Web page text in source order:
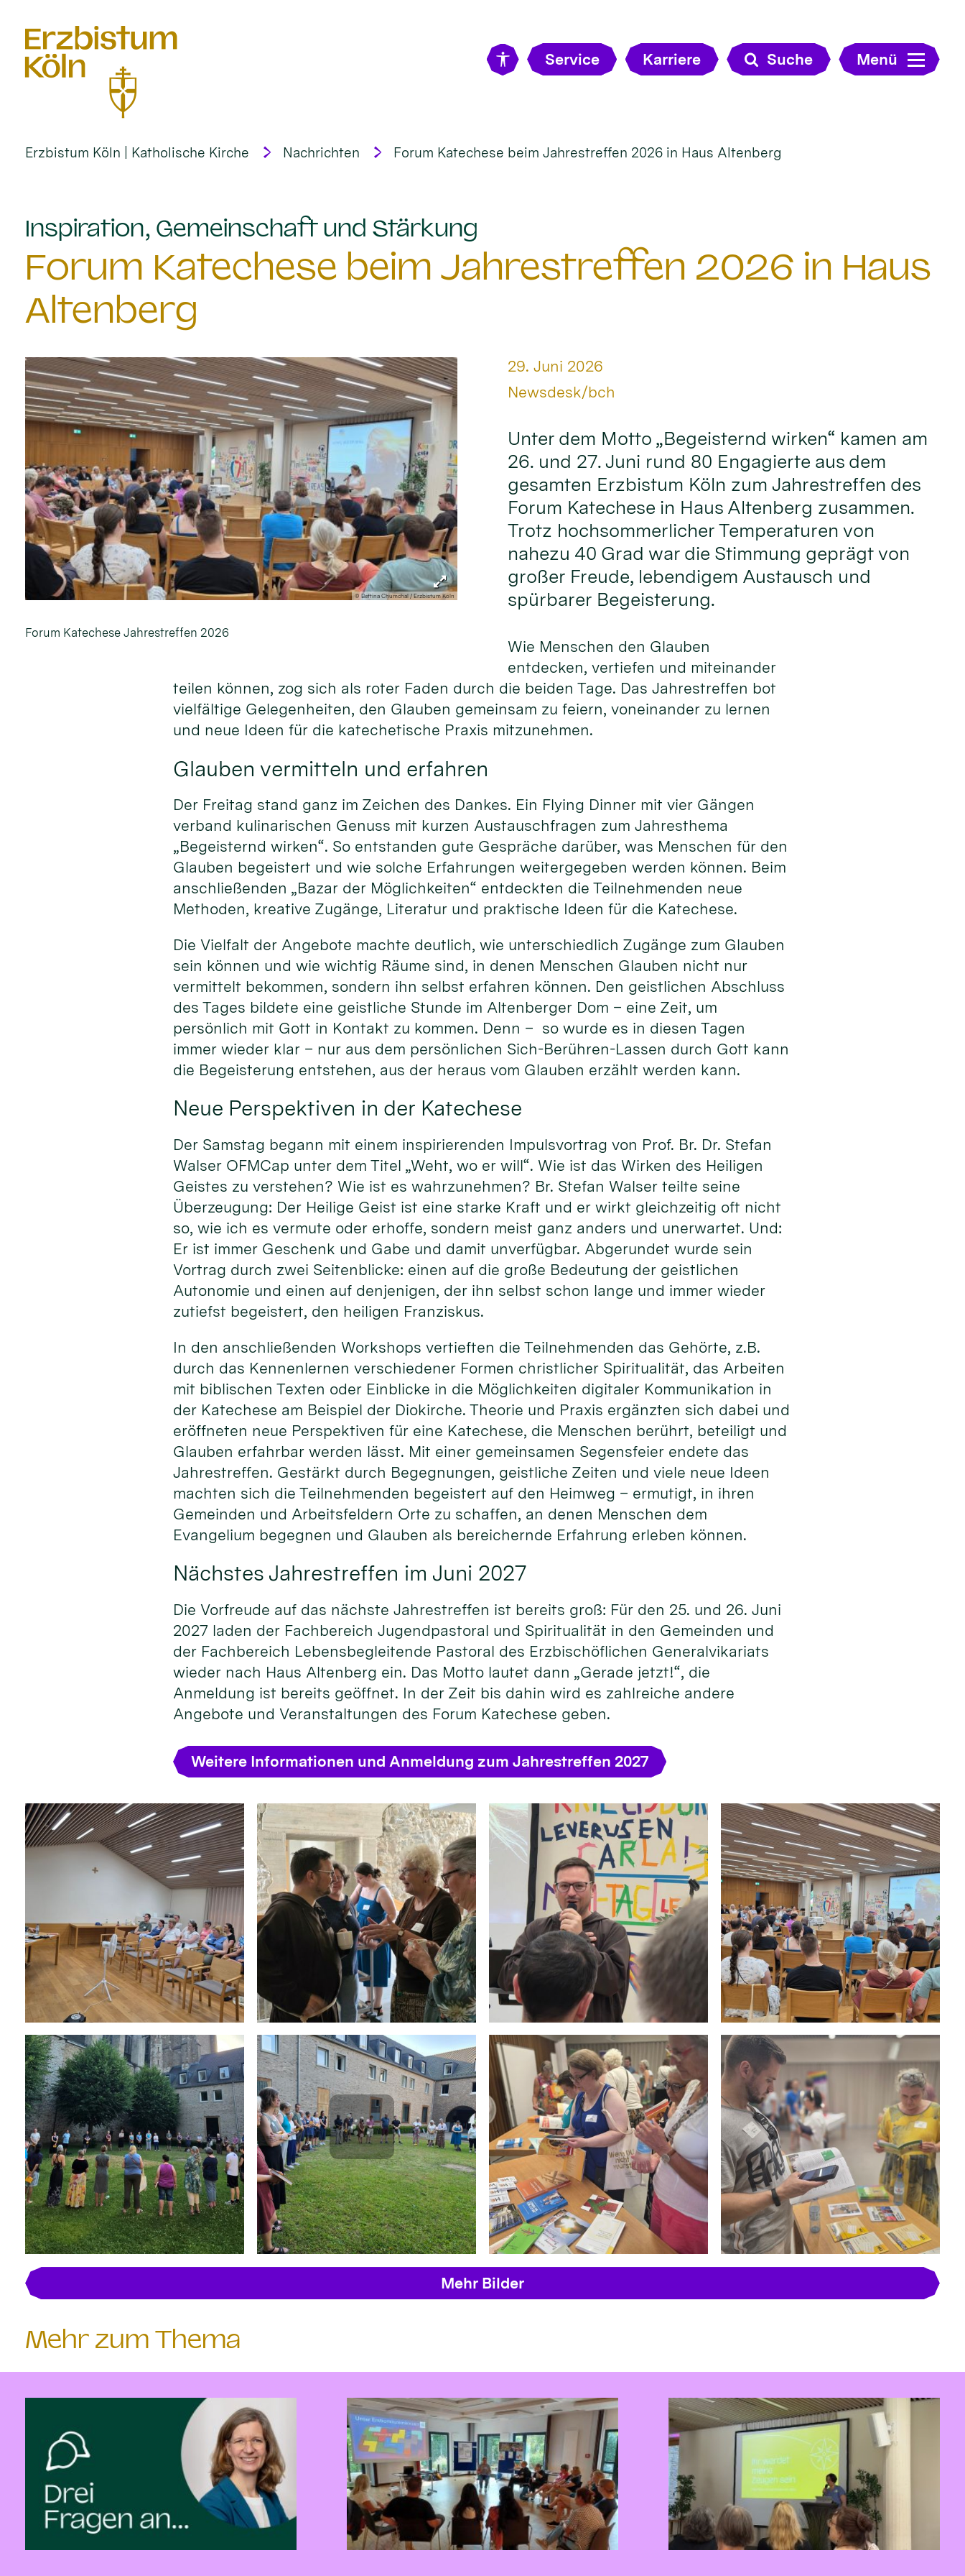
Service Karriere Suche Menü
Erzbistum Köln | Katholische Kirche Nachrichten Forum Katechese beim Jahrestreffen 2026 in Haus Altenberg
Inspiration, Gemeinschaft und Stärkung
Forum Katechese beim Jahrestreffen 2026 in Haus
Altenberg
© Bettina Chumchal / Erzbistum Köln
Forum Katechese Jahrestreffen 2026
Datum:
29. Juni 2026
Von:
Newsdesk/bch
Unter dem Motto „Begeisternd wirken“ kamen am
26. und 27. Juni rund 80 Engagierte aus dem
gesamten Erzbistum Köln zum Jahrestreffen des
Forum Katechese in Haus Altenberg zusammen.
Trotz hochsommerlicher Temperaturen von
nahezu 40 Grad war die Stimmung geprägt von
großer Freude, lebendigem Austausch und
spürbarer Begeisterung.
Wie Menschen den Glauben
entdecken, vertiefen und miteinander
teilen können, zog sich als roter Faden durch die beiden Tage. Das Jahrestreffen bot
vielfältige Gelegenheiten, den Glauben gemeinsam zu feiern, voneinander zu lernen
und neue Ideen für die katechetische Praxis mitzunehmen.
Glauben vermitteln und erfahren
Der Freitag stand ganz im Zeichen des Dankes. Ein Flying Dinner mit vier Gängen
verband kulinarischen Genuss mit kurzen Austauschfragen zum Jahresthema
„Begeisternd wirken“. So entstanden gute Gespräche darüber, was Menschen für den
Glauben begeistert und wie solche Erfahrungen weitergegeben werden können. Beim
anschließenden „Bazar der Möglichkeiten“ entdeckten die Teilnehmenden neue
Methoden, kreative Zugänge, Literatur und praktische Ideen für die Katechese.
Die Vielfalt der Angebote machte deutlich, wie unterschiedlich Zugänge zum Glauben
sein können und wie wichtig Räume sind, in denen Menschen Glauben nicht nur
vermittelt bekommen, sondern ihn selbst erfahren können. Den geistlichen Abschluss
des Tages bildete eine geistliche Stunde im Altenberger Dom – eine Zeit, um
persönlich mit Gott in Kontakt zu kommen. Denn – so wurde es in diesen Tagen
immer wieder klar – nur aus dem persönlichen Sich-Berühren-Lassen durch Gott kann
die Begeisterung entstehen, aus der heraus vom Glauben erzählt werden kann.
Neue Perspektiven in der Katechese
Der Samstag begann mit einem inspirierenden Impulsvortrag von Prof. Br. Dr. Stefan
Walser OFMCap unter dem Titel „Weht, wo er will“. Wie ist das Wirken des Heiligen
Geistes zu verstehen? Wie ist es wahrzunehmen? Br. Stefan Walser teilte seine
Überzeugung: Der Heilige Geist ist eine starke Kraft und er wirkt gleichzeitig oft nicht
so, wie ich es vermute oder erhoffe, sondern meist ganz anders und unerwartet. Und:
Er ist immer Geschenk und Gabe und damit unverfügbar. Abgerundet wurde sein
Vortrag durch zwei Seitenblicke: einen auf die große Bedeutung der geistlichen
Autonomie und einen auf denjenigen, der ihn selbst schon lange und immer wieder
zutiefst begeistert, den heiligen Franziskus.
In den anschließenden Workshops vertieften die Teilnehmenden das Gehörte, z.B.
durch das Kennenlernen verschiedener Formen christlicher Spiritualität, das Arbeiten
mit biblischen Texten oder Einblicke in die Möglichkeiten digitaler Kommunikation in
der Katechese am Beispiel der Diokirche. Theorie und Praxis ergänzten sich dabei und
eröffneten neue Perspektiven für eine Katechese, die Menschen berührt, beteiligt und
Glauben erfahrbar werden lässt. Mit einer gemeinsamen Segensfeier endete das
Jahrestreffen. Gestärkt durch Begegnungen, geistliche Zeiten und viele neue Ideen
machten sich die Teilnehmenden begeistert auf den Heimweg – ermutigt, in ihren
Gemeinden und Arbeitsfeldern Orte zu schaffen, an denen Menschen dem
Evangelium begegnen und Glauben als bereichernde Erfahrung erleben können.
Nächstes Jahrestreffen im Juni 2027
Die Vorfreude auf das nächste Jahrestreffen ist bereits groß: Für den 25. und 26. Juni
2027 laden der Fachbereich Jugendpastoral und Spiritualität in den Gemeinden und
der Fachbereich Lebensbegleitende Pastoral des Erzbischöflichen Generalvikariats
wieder nach Haus Altenberg ein. Das Motto lautet dann „Gerade jetzt!“, die
Anmeldung ist bereits geöffnet. In der Zeit bis dahin wird es zahlreiche andere
Angebote und Veranstaltungen des Forum Katechese geben.
Weitere Informationen und Anmeldung zum Jahrestreffen 2027
Mehr Bilder
Mehr zum Thema